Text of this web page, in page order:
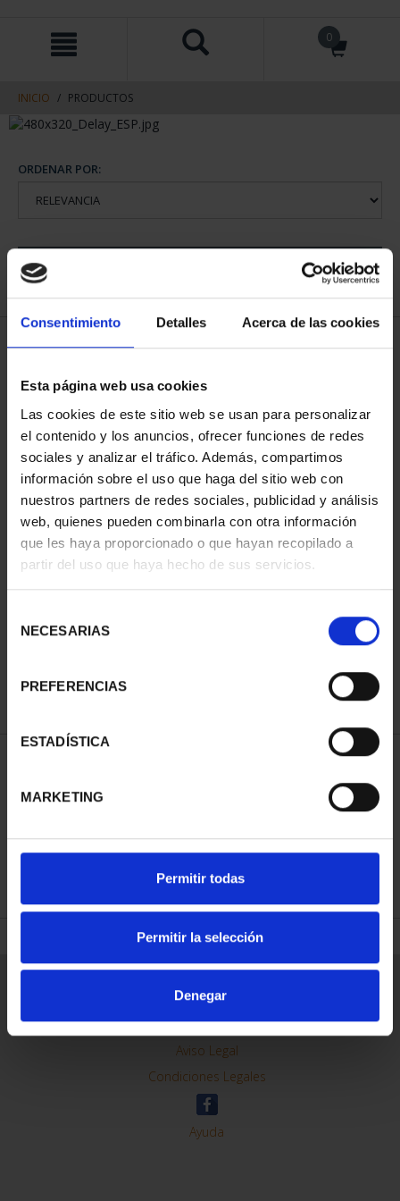
Consentimiento Detalles Acerca de las cookies
Esta página web usa cookies
Las cookies de este sitio web se usan para personalizar
el contenido y los anuncios, ofrecer funciones de redes
sociales y analizar el tráfico. Además, compartimos
información sobre el uso que haga del sitio web con
nuestros partners de redes sociales, publicidad y análisis
web, quienes pueden combinarla con otra información
que les haya proporcionado o que hayan recopilado a
partir del uso que haya hecho de sus servicios.
NECESARIAS
PREFERENCIAS
ESTADÍSTICA
MARKETING
Permitir todas
Permitir la selección
Denegar
contenido
navegacin
0
INICIO PRODUCTOS
ORDENAR POR:
1 Productos encontrados
73,00 €
REFINAR
Contacto
Preguntas Frequentes (FAQs)
Aviso Legal
Condiciones Legales
Ayuda